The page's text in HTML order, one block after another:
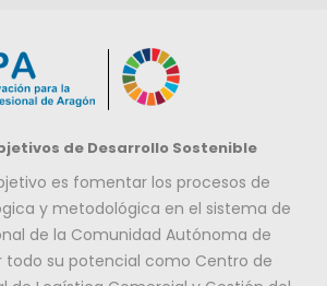
de Desarrollo Sostenible
es fomentar los procesos de
y metodológica en el sistema de
de la Comunidad Autónoma de
todo su potencial como Centro de